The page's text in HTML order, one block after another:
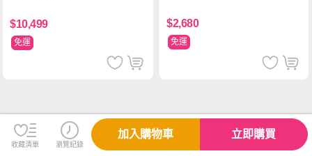
$10,499
免運
$2,680
免運
收藏清單 瀏覽紀錄
加入購物車 立即購買